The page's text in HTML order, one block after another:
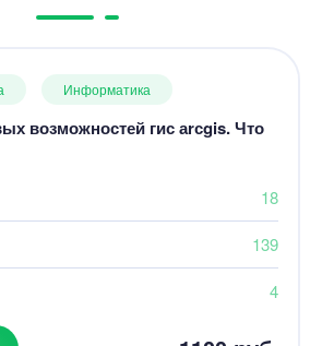
Информатика
возможностей гис аrсgis. Что
18
139
4